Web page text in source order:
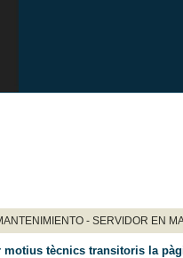
- SERVIDOR EN
motius tècnics transitoris la